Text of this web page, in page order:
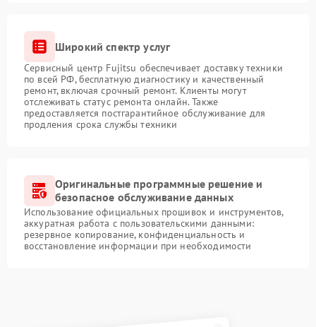
Широкий спектр услуг
Сервисный центр Fujitsu обеспечивает доставку техники
по всей РФ, бесплатную диагностику и качественный
ремонт, включая срочный ремонт. Клиенты могут
отслеживать статус ремонта онлайн. Также
предоставляется постгарантийное обслуживание для
продления срока службы техники
Оригинальные программные решение и
безопасное обслуживание данных
Использование официальных прошивок и инструментов,
аккуратная работа с пользовательскими данными:
резервное копирование, конфиденциальность и
восстановление информации при необходимости